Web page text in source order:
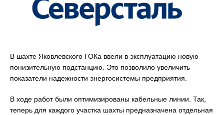
В шахте Яковлевского ГОКа ввели в эксплуатацию новую
понизительную подстанцию. Это позволило увеличить
показатели надежности энергосистемы предприятия.
В ходе работ были оптимизированы кабельные линии. Так,
теперь для каждого участка шахты предназначена отдельная